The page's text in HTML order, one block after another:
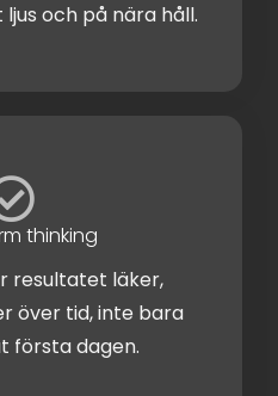
och på nära håll.
thinking
resultatet läker,
över tid, inte bara
första dagen.